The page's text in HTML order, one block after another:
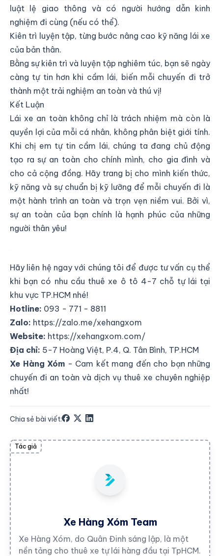
luật lệ giao thông và có người hướng dẫn kinh
nghiệm đi cùng (nếu có thể).
Kiên trì luyện tập, từng bước nâng cao kỹ năng lái xe
của bản thân.
Bằng sự kiên trì và luyện tập nghiêm túc, bạn sẽ ngày
càng tự tin hơn khi cầm lái, biến mỗi chuyến đi trở
thành một trải nghiệm an toàn và thú vị!
Kết Luận
Lái xe an toàn không chỉ là trách nhiệm mà còn là
quyền lợi của mỗi cá nhân, không phân biệt giới tính.
Khi chị em tự tin cầm lái, chúng ta đang chủ động
tạo ra sự an toàn cho chính mình, cho gia đình và
cho cả cộng đồng. Hãy trang bị cho mình kiến thức,
kỹ năng và sự chuẩn bị kỹ lưỡng để mỗi chuyến đi là
một hành trình an toàn và trọn vẹn niềm vui. Bởi vì,
sự an toàn của bạn chính là hạnh phúc của những
người thân yêu!
Lái xe an toàn
Hãy liên hệ ngay với chúng tôi để được tư vấn cụ thể
khi bạn có nhu cầu thuê xe ô tô 4-7 chỗ tự lái tại
khu vực TP.HCM nhé!
Hotline: 093 - 771 - 8811
Zalo: https://zalo.me/xehangxom
Website: https://xehangxom.com/
Địa chỉ: 5-7 Hoàng Việt, P.4, Q. Tân Bình, TP.HCM
Xe Hàng Xóm - Cam kết mang đến cho bạn những
chuyến đi an toàn và dịch vụ thuê xe chuyên nghiệp
nhất!
Chia sẻ bài viết:
Tác giả
Xe Hàng Xóm Team
Xe Hàng Xóm, do Quân Đinh sáng lập, là một
nền tảng cho thuê xe tự lái hàng đầu tại TpHCM.